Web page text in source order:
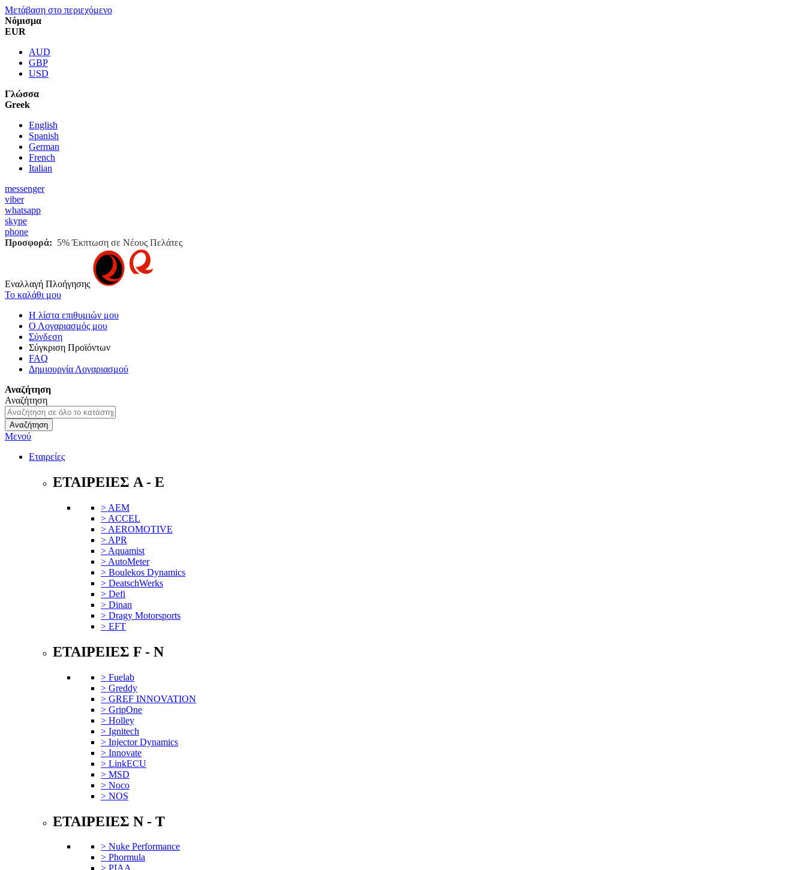
Μετάβαση στο περιεχόμενο
Νόμισμα
EUR
AUD
GBP
USD
Γλώσσα
Greek
English
Spanish
German
French
Italian
messenger
viber
whatsapp
skype
phone
Προσφορά: 5% Έκπτωση σε Νέους Πελάτες
Εναλλαγή Πλοήγησης
Το καλάθι μου
Η λίστα επιθυμιών μου
Ο Λογαριασμός μου
Σύνδεση
Σύγκριση Προϊόντων
FAQ
Δημιουργία Λογαριασμού
Αναζήτηση
Αναζήτηση
Αναζήτηση
Μενού
Εταιρείες
ΕΤΑΙΡΕΙΕΣ A - E
> AEM
> ACCEL
> AEROMOTIVE
> APR
> Aquamist
> AutoMeter
> Boulekos Dynamics
> DeatschWerks
> Defi
> Dinan
> Dragy Motorsports
> EFT
ΕΤΑΙΡΕΙΕΣ F - N
> Fuelab
> Greddy
> GREF INNOVATION
> GripOne
> Holley
> Ignitech
> Injector Dynamics
> Innovate
> LinkECU
> MSD
> Noco
> NOS
ΕΤΑΙΡΕΙΕΣ N - T
> Nuke Performance
> Phormula